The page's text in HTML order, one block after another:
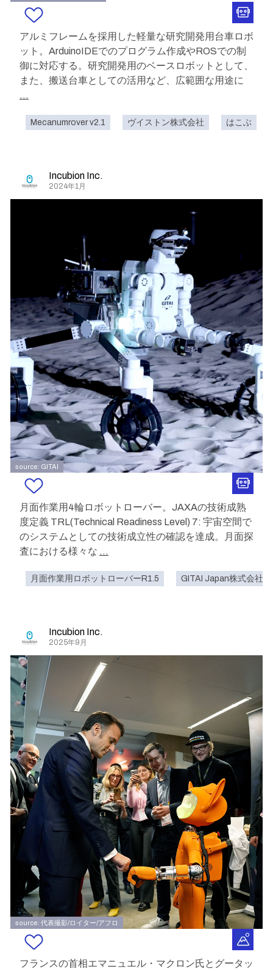
アルミフレームを採用した軽量な研究開発用台車ロボ
ット。ArduinoIDEでのプログラム作成やROSでの制
御に対応する。研究開発用のベースロボットとして、
また、搬送台車としての活用など、広範囲な用途に
...
Mecanumrover v2.1 ヴイストン株式会社 はこぶ
Incubion Inc.
2024年1月
source: GITAI
月面作業用4輪ロボットローバー。JAXAの技術成熟
度定義 TRL(Technical Readiness Level) 7: 宇宙空間で
のシステムとしての技術成立性の確認を達成。月面探
査における様々な ...
月面作業用ロボットローバーR1.5 GITAI Japan株式会社
Incubion Inc.
2025年9月
source: 代表撮影/ロイター/アフロ
フランスの首相エマニュエル・マクロン氏とグータッ